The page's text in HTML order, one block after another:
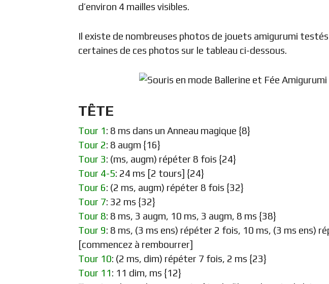
d’environ 4 mailles visibles.
Il existe de nombreuses photos de jouets amigurumi
certaines de ces photos sur le tableau ci-dessous.
TÊTE
Tour 1: 8 ms dans un Anneau magique {8}
Tour 2: 8 augm {16}
Tour 3: (ms, augm) répéter 8 fois {24}
Tour 4-5: 24 ms [2 tours] {24}
Tour 6: (2 ms, augm) répéter 8 fois {32}
Tour 7: 32 ms {32}
Tour 8: 8 ms, 3 augm, 10 ms, 3 augm, 8 ms {38}
Tour 9: 8 ms, (3 ms ens) répéter 2 fois, 10 ms, (3 ms ens)
[commencez à rembourrer]
Tour 10: (2 ms, dim) répéter 7 fois, 2 ms {23}
Tour 11: 11 dim, ms {12}